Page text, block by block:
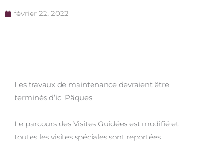
février 22, 2022
Les travaux de maintenance devraient être
terminés d’ici Pâques
Le parcours des Visites Guidées est modifié et
toutes les visites spéciales sont reportées